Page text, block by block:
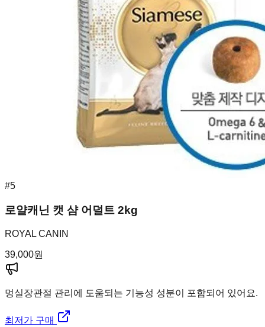
#5
로얄캐닌 캣 샴 어덜트 2kg
ROYAL CANIN
39,000원
멍실장관절 관리에 도움되는 기능성 성분이 포함되어 있어요.
최저가 구매